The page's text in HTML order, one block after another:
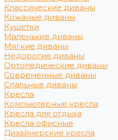
Классические диваны
Кожаные диваны
Кушетки
Маленькие диваны
Мягкие диваны
Недорогие диваны
Ортопедические диваны
Современные диваны
Спальные диваны
Кресла
Компьютерные кресла
Кресла для отдыха
Кресла офисные
Дизайнерские кресла